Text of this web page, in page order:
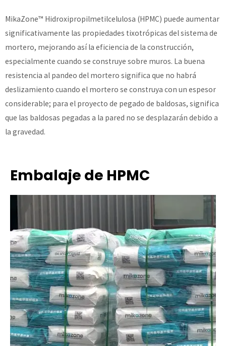
MikaZone™ Hidroxipropilmetilcelulosa (HPMC) puede aumentar
significativamente las propiedades tixotrópicas del sistema de
mortero, mejorando así la eficiencia de la construcción,
especialmente cuando se construye sobre muros. La buena
resistencia al pandeo del mortero significa que no habrá
deslizamiento cuando el mortero se construya con un espesor
considerable; para el proyecto de pegado de baldosas, significa
que las baldosas pegadas a la pared no se desplazarán debido a
la gravedad.
Embalaje de HPMC